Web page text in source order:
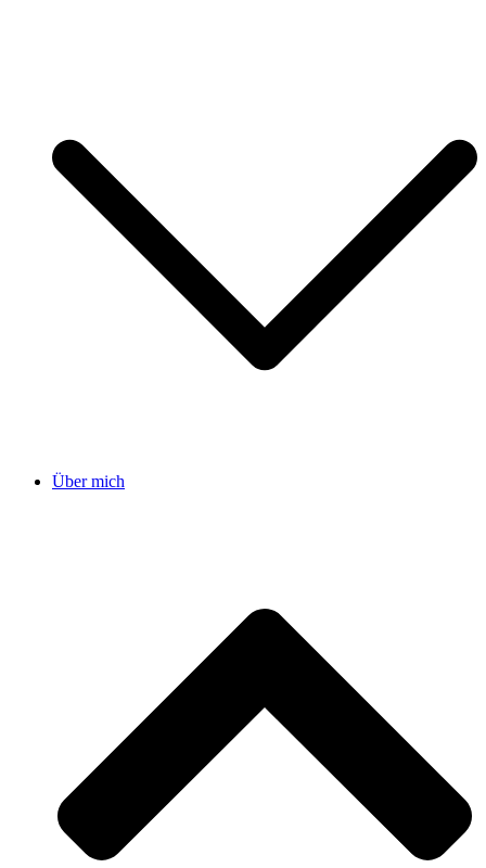
Über mich